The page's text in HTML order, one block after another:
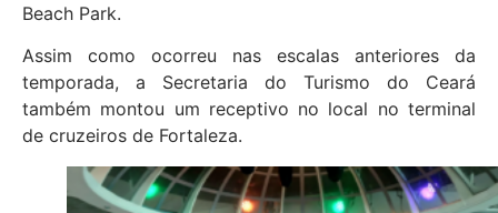
Beach Park.
Assim como ocorreu nas escalas anteriores da
temporada, a Secretaria do Turismo do Ceará
também montou um receptivo no local no terminal
de cruzeiros de Fortaleza.